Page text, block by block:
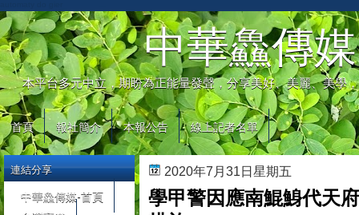
中華鱻傳媒
本平台多元中立，期盼為正能量發聲，分享美好、美麗、美學
首頁 報社簡介 本報公告 線上記者名單
2020年7月31日星期五
學甲警因應南鯤鯓代天
連結分享
中華鱻傳媒-首頁